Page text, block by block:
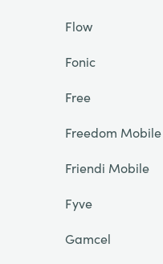
Flow
Fonic
Free
Freedom Mobile
Friendi Mobile
Fyve
Gamcel